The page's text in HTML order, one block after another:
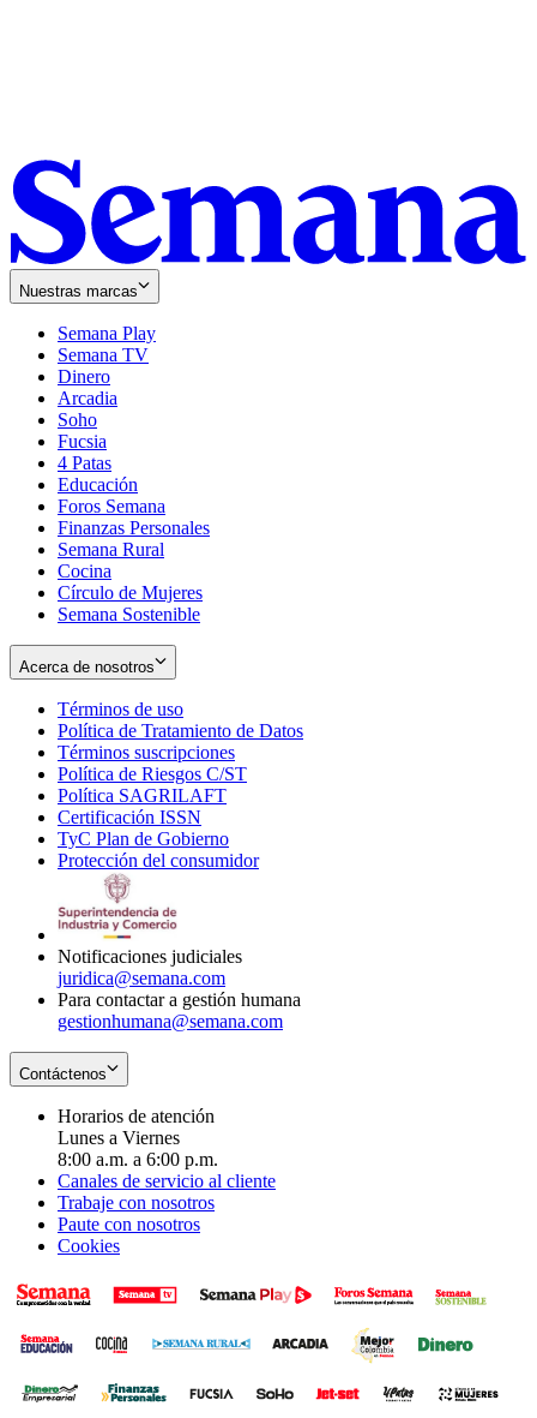
Nuestras marcas
Semana Play
Semana TV
Dinero
Arcadia
Soho
in
new
window
Fucsia
in
new
window
4 Patas
Educación
Foros Semana
Finanzas Personales
Semana Rural
Cocina
Círculo de Mujeres
Semana Sostenible
Acerca de nosotros
Términos de uso
in
new
window
Política de Tratamiento de Datos
Términos suscripciones
in
Política de Riesgos C/ST
Política SAGRILAFT
new
window
Certificación ISSN
in
new
TyC Plan de Gobierno
in
Protección del consumidorOpens
Notificaciones judiciales
juridica@semana.com
Para contactar a gestión humana
gestionhumana@semana.com
Contáctenos
Horarios de atención
Lunes a Viernes
8:00 a.m. a 6:00 p.m.
Canales de servicio al cliente
Trabaje con nosotros
Paute con nosotros
Cookies